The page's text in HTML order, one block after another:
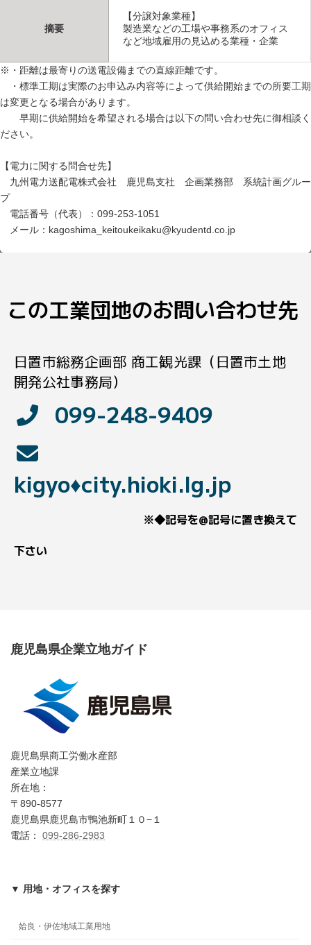
摘要
【分譲対象業種】
製造業などの工場や事務系のオフィス
など地域雇用の見込める業種・企業
※・距離は最寄りの送電設備までの直線距離です。
・標準工期は実際のお申込み内容等によって供給開始までの所要工期
は変更となる場合があります。
早期に供給開始を希望される場合は以下の問い合わせ先に御相談く
ださい。
【電力に関する問合せ先】
九州電力送配電株式会社 鹿児島支社 企画業務部 系統計画グルー
プ
電話番号（代表）：099-253-1051
メール：kagoshima_keitoukeikaku@kyudentd.co.jp
この工業団地のお問い合わせ先
日置市総務企画部 商工観光課（日置市土地
開発公社事務局）
099-248-9409
kigyo♦city.hioki.lg.jp
※◆記号を@記号に置き換えて
下さい
鹿児島県企業立地ガイド
鹿児島県商工労働水産部
産業立地課
所在地：
〒890-8577
鹿児島県鹿児島市鴨池新町１０−１
電話： 099-286-2983
▼ 用地・オフィスを探す
姶良・伊佐地域工業用地